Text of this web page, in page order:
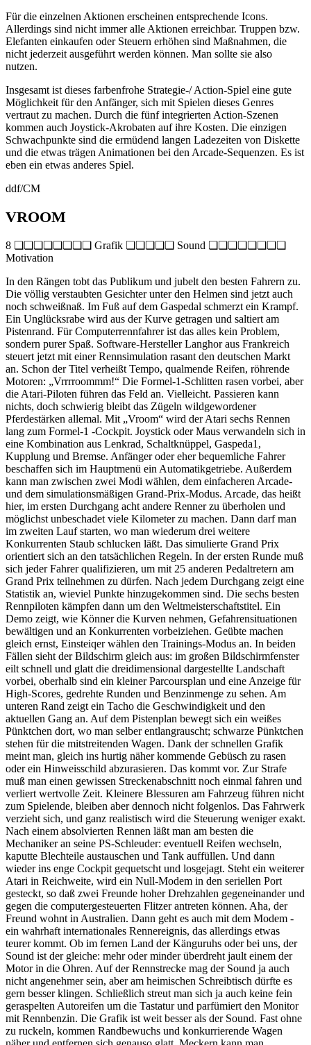
Für die einzelnen Aktionen erscheinen entsprechende Icons.
Allerdings sind nicht immer alle Aktionen erreichbar. Truppen bzw.
Elefanten einkaufen oder Steuern erhöhen sind Maßnahmen, die
nicht jederzeit ausgeführt werden können. Man sollte sie also
nutzen.
Insgesamt ist dieses farbenfrohe Strategie-/ Action-Spiel eine gute
Möglichkeit für den Anfänger, sich mit Spielen dieses Genres
vertraut zu machen. Durch die fünf integrierten Action-Szenen
kommen auch Joystick-Akrobaten auf ihre Kosten. Die einzigen
Schwachpunkte sind die ermüdend langen Ladezeiten von Diskette
und die etwas trägen Animationen bei den Arcade-Sequenzen. Es ist
eben ein etwas anderes Spiel.
ddf/CM
VROOM
8 ❏❏❏❏❏❏❏❏ Grafik ❏❏❏❏❏ Sound ❏❏❏❏❏❏❏❏
Motivation
In den Rängen tobt das Publikum und jubelt den besten Fahrern zu.
Die völlig verstaubten Gesichter unter den Helmen sind jetzt auch
noch schweißnaß. Im Fuß auf dem Gaspedal schmerzt ein Krampf.
Ein Unglücksrabe wird aus der Kurve getragen und saltiert am
Pistenrand. Für Computerrennfahrer ist das alles kein Problem,
sondern purer Spaß. Software-Hersteller Langhor aus Frankreich
steuert jetzt mit einer Rennsimulation rasant den deutschen Markt
an. Schon der Titel verheißt Tempo, qualmende Reifen, röhrende
Motoren: „Vrrrroommm!“ Die Formel-1-Schlitten rasen vorbei, aber
die Atari-Piloten führen das Feld an. Vielleicht. Passieren kann
nichts, doch schwierig bleibt das Zügeln wildgewordener
Pferdestärken allemal. Mit „Vroom“ wird der Atari sechs Rennen
lang zum Formel-1 -Cockpit. Joystick oder Maus verwandeln sich in
eine Kombination aus Lenkrad, Schaltknüppel, Gaspeda1,
Kupplung und Bremse. Anfänger oder eher bequemliche Fahrer
beschaffen sich im Hauptmenü ein Automatikgetriebe. Außerdem
kann man zwischen zwei Modi wählen, dem einfacheren Arcade-
und dem simulationsmäßigen Grand-Prix-Modus. Arcade, das heißt
hier, im ersten Durchgang acht andere Renner zu überholen und
möglichst unbeschadet viele Kilometer zu machen. Dann darf man
im zweiten Lauf starten, wo man wiederum drei weitere
Konkurrenten Staub schlucken läßt. Das simulierte Grand Prix
orientiert sich an den tatsächlichen Regeln. In der ersten Runde muß
sich jeder Fahrer qualifizieren, um mit 25 anderen Pedaltretern am
Grand Prix teilnehmen zu dürfen. Nach jedem Durchgang zeigt eine
Statistik an, wieviel Punkte hinzugekommen sind. Die sechs besten
Rennpiloten kämpfen dann um den Weltmeisterschaftstitel. Ein
Demo zeigt, wie Könner die Kurven nehmen, Gefahrensituationen
bewältigen und an Konkurrenten vorbeiziehen. Geübte machen
gleich ernst, Einsteiqer wählen den Trainings-Modus an. In beiden
Fällen sieht der Bildschirm gleich aus: im großen Bildschirmfenster
eilt schnell und glatt die dreidimensional dargestellte Landschaft
vorbei, oberhalb sind ein kleiner Parcoursplan und eine Anzeige für
High-Scores, gedrehte Runden und Benzinmenge zu sehen. Am
unteren Rand zeigt ein Tacho die Geschwindigkeit und den
aktuellen Gang an. Auf dem Pistenplan bewegt sich ein weißes
Pünktchen dort, wo man selber entlangrauscht; schwarze Pünktchen
stehen für die mitstreitenden Wagen. Dank der schnellen Grafik
meint man, gleich ins hurtig näher kommende Gebüsch zu rasen
oder ein Hinweisschild abzurasieren. Das kommt vor. Zur Strafe
muß man einen gewissen Streckenabschnitt noch einmal fahren und
verliert wertvolle Zeit. Kleinere Blessuren am Fahrzeug führen nicht
zum Spielende, bleiben aber dennoch nicht folgenlos. Das Fahrwerk
verzieht sich, und ganz realistisch wird die Steuerung weniger exakt.
Nach einem absolvierten Rennen läßt man am besten die
Mechaniker an seine PS-Schleuder: eventuell Reifen wechseln,
kaputte Blechteile austauschen und Tank auffüllen. Und dann
wieder ins enge Cockpit gequetscht und losgejagt. Steht ein weiterer
Atari in Reichweite, wird ein Null-Modem in den seriellen Port
gesteckt, so daß zwei Freunde hoher Drehzahlen gegeneinander und
gegen die computergesteuerten Flitzer antreten können. Aha, der
Freund wohnt in Australien. Dann geht es auch mit dem Modem -
ein wahrhaft internationales Rennereignis, das allerdings etwas
teurer kommt. Ob im fernen Land der Känguruhs oder bei uns, der
Sound ist der gleiche: mehr oder minder überdreht jault einem der
Motor in die Ohren. Auf der Rennstrecke mag der Sound ja auch
nicht angenehmer sein, aber am heimischen Schreibtisch dürfte es
gern besser klingen. Schließlich streut man sich ja auch keine fein
geraspelten Autoreifen um die Tastatur und parfümiert den Monitor
mit Rennbenzin. Die Grafik ist weit besser als der Sound. Fast ohne
zu ruckeln, kommen Randbewuchs und konkurrierende Wagen